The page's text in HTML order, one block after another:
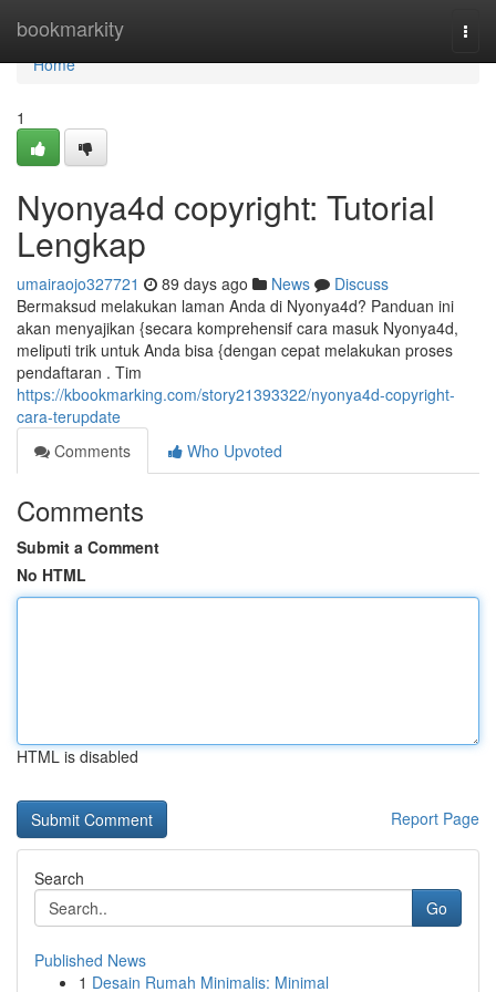
bookmarkity
Home
Home
1
Nyonya4d copyright: Tutorial
Lengkap
umairaojo327721 89 days ago News
Discuss
Bermaksud melakukan laman Anda di Nyonya4d? Panduan ini
akan menyajikan {secara komprehensif cara masuk Nyonya4d,
meliputi trik untuk Anda bisa {dengan cepat melakukan proses
pendaftaran . Tim
https://kbookmarking.com/story21393322/nyonya4d-copyright-
cara-terupdate
Comments
Who Upvoted
Comments
Submit a Comment
No HTML
HTML is disabled
Report Page
Search
Go
Published News
1 Desain Rumah Minimalis: Minimal